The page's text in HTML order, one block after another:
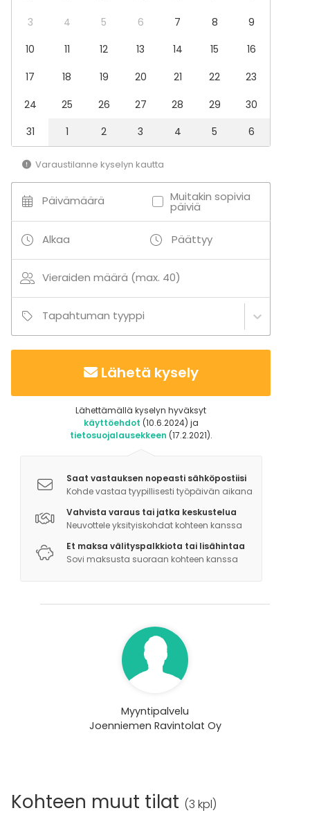
Saunatila
Terassi / Piha
Aktiviteetit
Uinti
Lisätietoa aktiviteeteista
Serlachius museo Göstan palvelut, mm. opastetut
kierrokset taidenäyttelyissä.
3
4 5 6 7 8
9
10
11 12 13 14 15
16
17
18 19 20 21 22
23
24
25 26 27 28 29
30
31
1 2 3 4 5 6
Varaustilanne kyselyn kautta
Päivämäärä Muitakin sopivia
päiviä
Alkaa Päättyy
Vieraiden määrä (max. 40)
Tapahtuman tyyppi
Lähetä kysely
Lähettämällä kyselyn hyväksyt
käyttöehdot (10.6.2024) ja
tietosuojalausekkeen (17.2.2021).
Saat vastauksen nopeasti sähköpostiisi
Kohde vastaa tyypillisesti työpäivän aikana
Vahvista varaus tai jatka keskustelua
Neuvottele yksityiskohdat kohteen kanssa
Et maksa välityspalkkiota tai lisähintaa
Sovi maksusta suoraan kohteen kanssa
Myyntipalvelu
Joenniemen Ravintolat Oy
Kohteen muut tilat (3 kpl)